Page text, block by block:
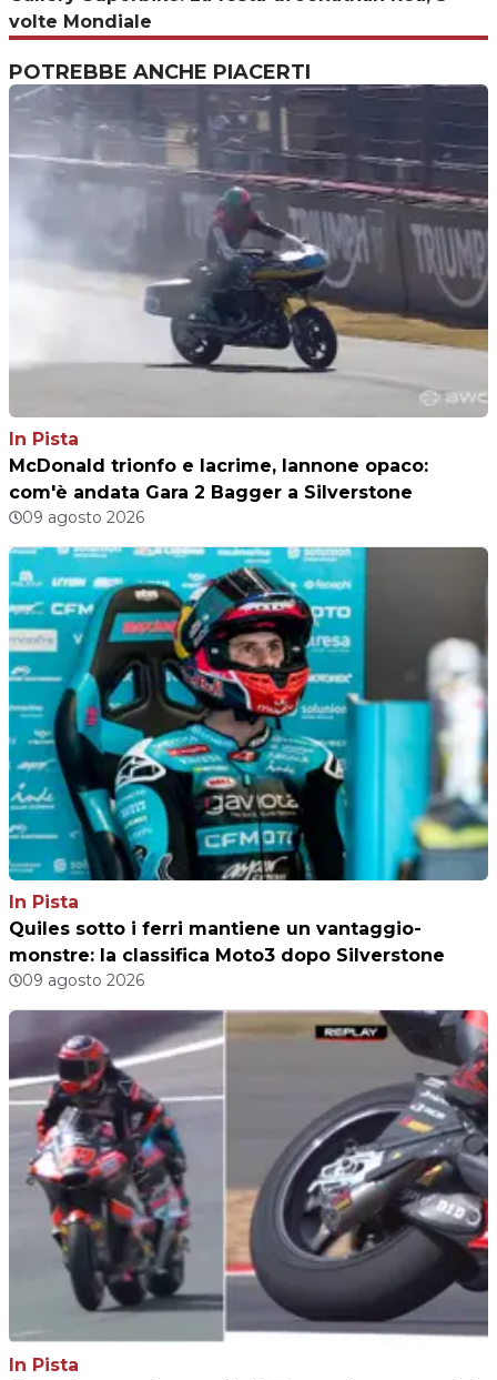
volte Mondiale
POTREBBE ANCHE PIACERTI
In Pista
McDonald trionfo e lacrime, Iannone opaco:
com'è andata Gara 2 Bagger a Silverstone
09 agosto 2026
In Pista
Quiles sotto i ferri mantiene un vantaggio-
monstre: la classifica Moto3 dopo Silverstone
09 agosto 2026
In Pista